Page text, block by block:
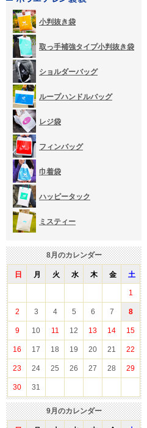
小判抜き袋
取っ手補強タイプ小判抜き袋
ショルダーバッグ
ループハンドルバッグ
レジ袋
フィンバッグ
巾着袋
ハッピータック
ミスティー
8月のカレンダー
日 月 火 水 木 金 土
1
2 3 4 5 6 7 8
9 10 11 12 13 14 15
16 17 18 19 20 21 22
23 24 25 26 27 28 29
30 31
9月のカレンダー